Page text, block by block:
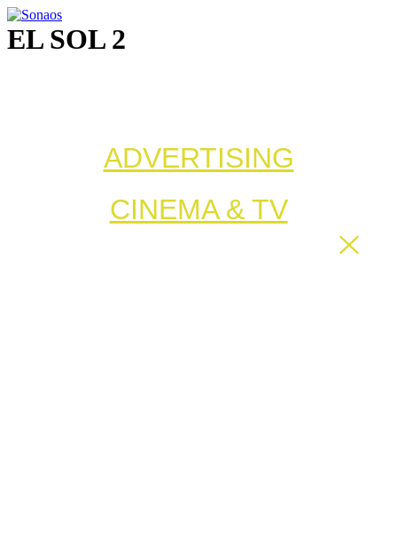
Ir
al
contenido
EL SOL 2
ADVERTISING
CINEMA & TV